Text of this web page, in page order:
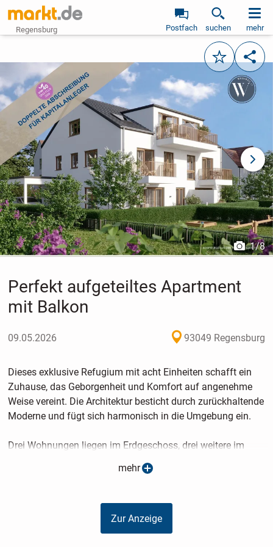
Regensburg Postfach suchen mehr
Merken
vorheriges Bild
1/8
Perfekt aufgeteiltes Apartment
mit Balkon
09.05.2026 93049 Regensburg
Dieses exklusive Refugium mit acht Einheiten schafft ein
Zuhause, das Geborgenheit und Komfort auf angenehme
Weise vereint. Die Architektur besticht durch zurückhaltende
Moderne und fügt sich harmonisch in die Umgebung ein.
Drei Wohnungen liegen im Erdgeschoss, drei weitere im
Obergeschoss und zwei Einheiten runden das Angebot im
Außen laden Balkone und Terrassen mit Gartenflächen zum
mehr
Zur Anzeige